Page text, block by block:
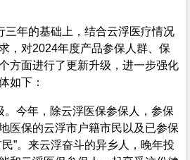
年的基础上，结合云浮医疗情况
，对2024年度产品参保人群、保
方面进行了更新升级，进一步强化
如下：
今年，除云浮医保参保人，参保
医保的云浮市户籍市民以及已参保
”。来云浮奋斗的异乡人，晚年投